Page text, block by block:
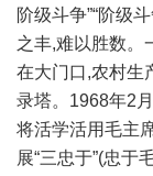
阶级斗争”“阶级
之丰,难以胜数。
在大门口,农村生
录塔。1968年2
将活学活用毛主
展“三忠于”(忠于